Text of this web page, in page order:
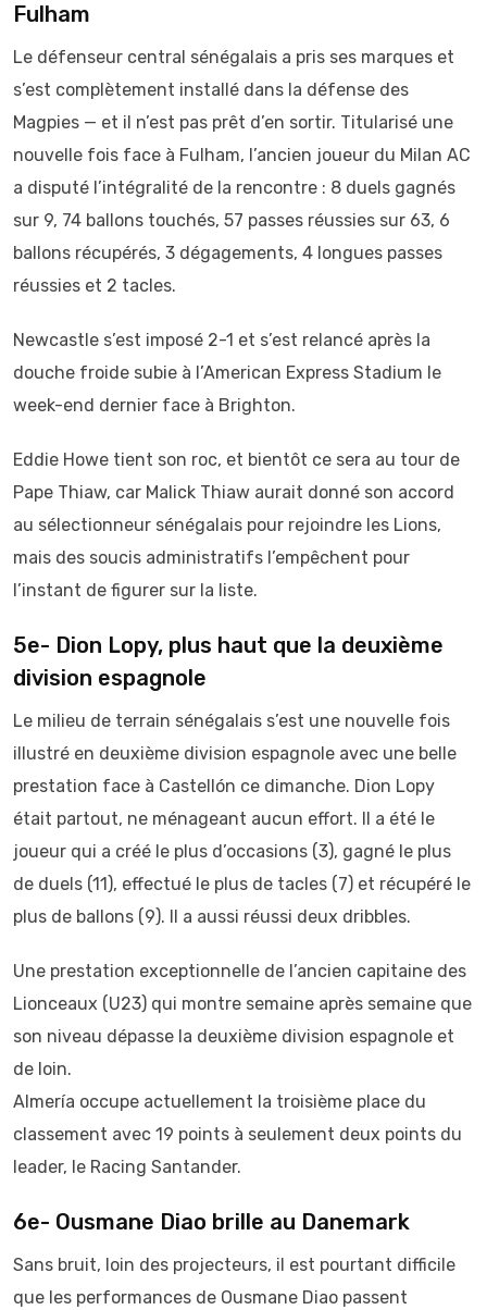
Fulham
Le défenseur central sénégalais a pris ses marques et
s’est complètement installé dans la défense des
Magpies — et il n’est pas prêt d’en sortir. Titularisé une
nouvelle fois face à Fulham, l’ancien joueur du Milan AC
a disputé l’intégralité de la rencontre : 8 duels gagnés
sur 9, 74 ballons touchés, 57 passes réussies sur 63, 6
ballons récupérés, 3 dégagements, 4 longues passes
réussies et 2 tacles.
Newcastle s’est imposé 2-1 et s’est relancé après la
douche froide subie à l’American Express Stadium le
week-end dernier face à Brighton.
Eddie Howe tient son roc, et bientôt ce sera au tour de
Pape Thiaw, car Malick Thiaw aurait donné son accord
au sélectionneur sénégalais pour rejoindre les Lions,
mais des soucis administratifs l’empêchent pour
l’instant de figurer sur la liste.
5e- Dion Lopy, plus haut que la deuxième
division espagnole
Le milieu de terrain sénégalais s’est une nouvelle fois
illustré en deuxième division espagnole avec une belle
prestation face à Castellón ce dimanche. Dion Lopy
était partout, ne ménageant aucun effort. Il a été le
joueur qui a créé le plus d’occasions (3), gagné le plus
de duels (11), effectué le plus de tacles (7) et récupéré le
plus de ballons (9). Il a aussi réussi deux dribbles.
Une prestation exceptionnelle de l’ancien capitaine des
Lionceaux (U23) qui montre semaine après semaine que
son niveau dépasse la deuxième division espagnole et
de loin.
Almería occupe actuellement la troisième place du
classement avec 19 points à seulement deux points du
leader, le Racing Santander.
6e- Ousmane Diao brille au Danemark
Sans bruit, loin des projecteurs, il est pourtant difficile
que les performances de Ousmane Diao passent